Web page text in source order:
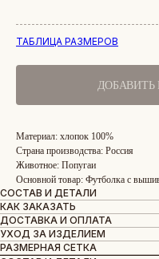
ТАБЛИЦА РАЗМЕРОВ
ДОБАВИТЬ
Материал: хлопок 100%
Страна производства: Россия
Животное: Попугаи
Основной товар: Футболка с
СОСТАВ И ДЕТАЛИ
КАК ЗАКАЗАТЬ
ДОСТАВКА И ОПЛАТА
УХОД ЗА ИЗДЕЛИЕМ
РАЗМЕРНАЯ СЕТКА